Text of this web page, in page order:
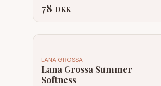
78 DKK
LANA GROSSA
Lana Grossa Summer
Softness